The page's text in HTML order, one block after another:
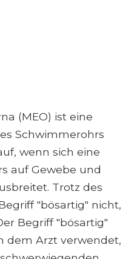
(MEO) ist eine
Schwimmerohrs
wenn sich eine
auf Gewebe und
Trotz des
"bösartig" nicht,
Begriff "bösartig"
dem Arzt verwendet,